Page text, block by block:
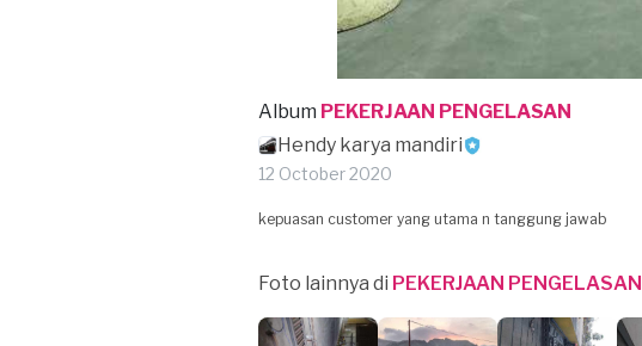
Album PEKERJAAN PENGELASAN
Hendy karya mandiri
12 October 2020
kepuasan customer yang utama n tanggung jawab
Foto lainnya di PEKERJAAN PENGELASAN